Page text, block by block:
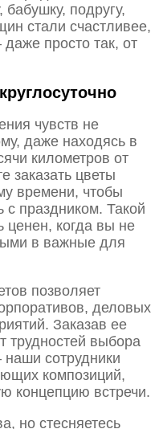
подругу,
стали счастливее,
просто так, от
чувств не
даже находясь в
километров от
заказать цветы
времени, чтобы
с праздником. Такой
ценен, когда вы не
в важные для
позволяет
деловых
Заказав ее
трудностей выбора
сотрудники
композиций,
концепцию встречи.
но стесняетесь